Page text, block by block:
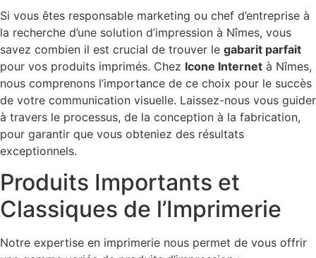
Si vous êtes responsable marketing ou chef d’entreprise à
la recherche d’une solution d’impression à Nîmes, vous
savez combien il est crucial de trouver le gabarit parfait
pour vos produits imprimés. Chez Icone Internet à Nîmes,
nous comprenons l’importance de ce choix pour le succès
de votre communication visuelle. Laissez-nous vous guider
à travers le processus, de la conception à la fabrication,
pour garantir que vous obteniez des résultats
exceptionnels.
Produits Importants et
Classiques de l’Imprimerie
Notre expertise en imprimerie nous permet de vous offrir